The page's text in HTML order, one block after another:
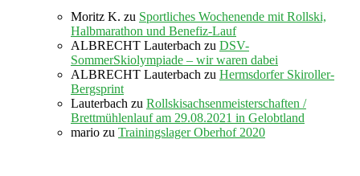
Moritz K. zu Sportliches Wochenende mit Rollski,
Halbmarathon und Benefiz-Lauf
ALBRECHT Lauterbach zu DSV-
SommerSkiolympiade – wir waren dabei
ALBRECHT Lauterbach zu Hermsdorfer Skiroller-
Bergsprint
Lauterbach zu Rollskisachsenmeisterschaften /
Brettmühlenlauf am 29.08.2021 in Gelobtland
mario zu Trainingslager Oberhof 2020